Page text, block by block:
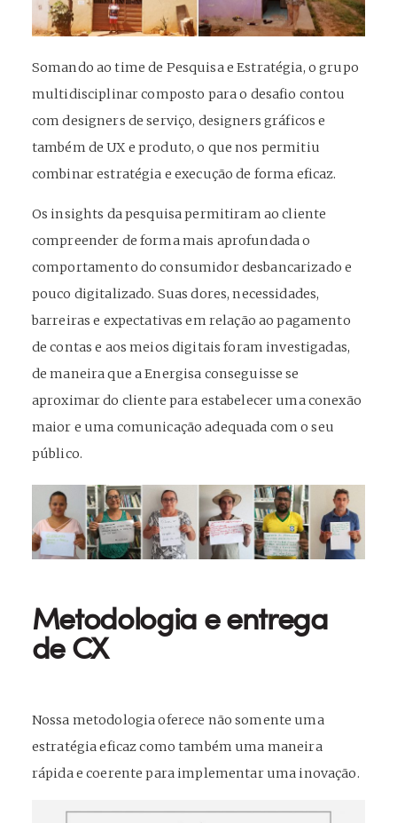
Somando ao time de Pesquisa e Estratégia, o grupo
multidisciplinar composto para o desafio contou
com designers de serviço, designers gráficos e
também de UX e produto, o que nos permitiu
combinar estratégia e execução de forma eficaz.
Os insights da pesquisa permitiram ao cliente
compreender de forma mais aprofundada o
comportamento do consumidor desbancarizado e
pouco digitalizado. Suas dores, necessidades,
barreiras e expectativas em relação ao pagamento
de contas e aos meios digitais foram investigadas,
de maneira que a Energisa conseguisse se
aproximar do cliente para estabelecer uma conexão
maior e uma comunicação adequada com o seu
público.
Metodologia e entrega
de CX
Nossa metodologia oferece não somente uma
estratégia eficaz como também uma maneira
rápida e coerente para implementar uma inovação.